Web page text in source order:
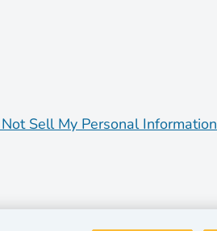
Sell My Personal Information